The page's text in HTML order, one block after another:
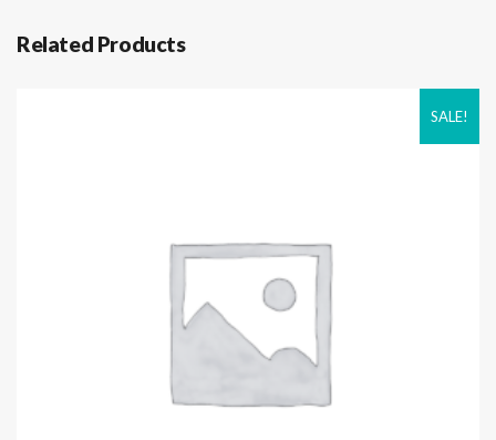
Related Products
SALE!